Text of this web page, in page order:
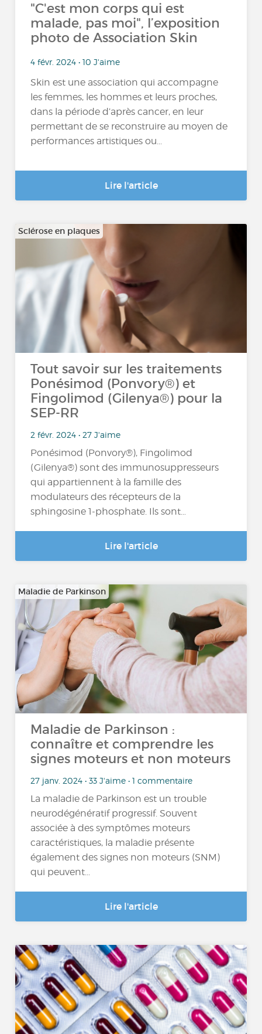
"C'est mon corps qui est
malade, pas moi", l’exposition
photo de Association Skin
4 févr. 2024 • 10 J'aime
Skin est une association qui accompagne
les femmes, les hommes et leurs proches,
dans la période d’après cancer, en leur
permettant de se reconstruire au moyen de
performances artistiques ou...
Lire l'article
Sclérose en plaques
Tout savoir sur les traitements
Ponésimod (Ponvory®) et
Fingolimod (Gilenya®) pour la
SEP-RR
2 févr. 2024 • 27 J'aime
Ponésimod (Ponvory®), Fingolimod
(Gilenya®) sont des immunosuppresseurs
qui appartiennent à la famille des
modulateurs des récepteurs de la
sphingosine 1-phosphate. Ils sont…
Lire l'article
Maladie de Parkinson
Maladie de Parkinson :
connaître et comprendre les
signes moteurs et non moteurs
27 janv. 2024 • 33 J'aime • 1 commentaire
La maladie de Parkinson est un trouble
neurodégénératif progressif. Souvent
associée à des symptômes moteurs
caractéristiques, la maladie présente
également des signes non moteurs (SNM)
qui peuvent...
Lire l'article